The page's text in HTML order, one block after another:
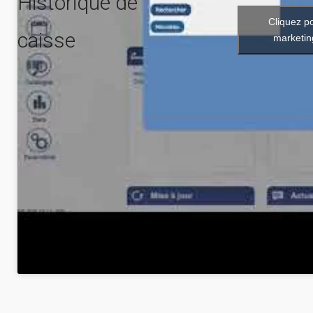
caisse
Cliquez